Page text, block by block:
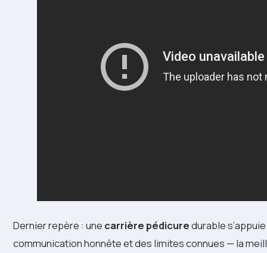
Dernier repère : une carrière pédicuredurable
communication honnête et des limites connues — la